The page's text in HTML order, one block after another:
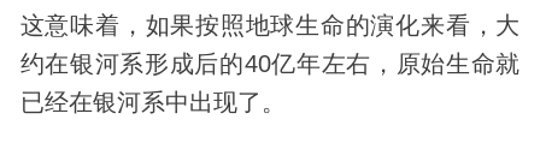
这意味着，如果按照地球生命的演化来看，大
约在银河系形成后的40亿年左右，原始生命就
已经在银河系中出现了。